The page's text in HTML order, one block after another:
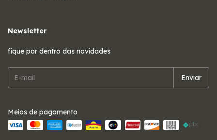
Newsletter
fique por dentro das novidades
Meios de pagamento